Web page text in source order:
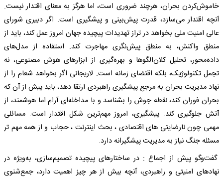
خاموش‌کردن بحران، هرچند ضروری است، اما هرگز به معنای اقتدار نیست.
آنچه اقتدار می‌سازد، قدرت پیش‌بینی و پیشگیری است. اگر دبیری شورای
عالی امنیت ملی بخواهد در تراز تهدیدات پیچیده‌ جهان امروز عمل کند، باید از
منطق واکنش، به منطق پیش‌نگری مهاجرت کند. استفاده از مدل‌های
داده‌محور، تحلیل کلان‌الگوها و بهره‌گیری از ابزارهای هوش مصنوعی، نه
تجمل تکنولوژیک، بلکه اقتضای زمانه است. لاریجانی اگر بخواهد شعام را از
نهاد مدیریت بحران به مرجع پیشگیری راهبردی ارتقا دهد، باید پیش از آن که
بحران فوران کند، نقطه جوش را بشناسد و با مداخله‌ای آرام اما هوشمند، از
آتش جلوگیری کند. پیشگیری، امروز مهم‌ترین شکل اقتدار است. مسائلی
مهمی چون نارضایتی های اقتصادی ، بحث اینترنت ،‌ حجاب و از همه مهم تر
مسئله جنگ نیاز به مدیریت پیشگیرانه دارد.
گفت‌وگو پیش از اجماع : در ساختارهای پیچیده تصمیم‌سازی، به‌ویژه در
نهادهای امنیتی و راهبردی، آنچه بیش از هر چیز اهمیت دارد، جمع‌شنوی